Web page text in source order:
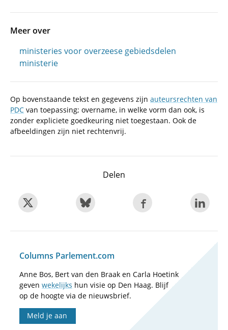
Meer over
ministeries voor overzeese gebiedsdelen
ministerie
Op bovenstaande tekst en gegevens zijn auteursrechten van
PDC van toepassing; overname, in welke vorm dan ook, is
zonder expliciete goedkeuring niet toegestaan. Ook de
afbeeldingen zijn niet rechtenvrij.
Delen
Columns Parlement.com
Anne Bos, Bert van den Braak en Carla Hoetink
geven wekelijks hun visie op Den Haag. Blijf
op de hoogte via de nieuwsbrief.
Meld je aan